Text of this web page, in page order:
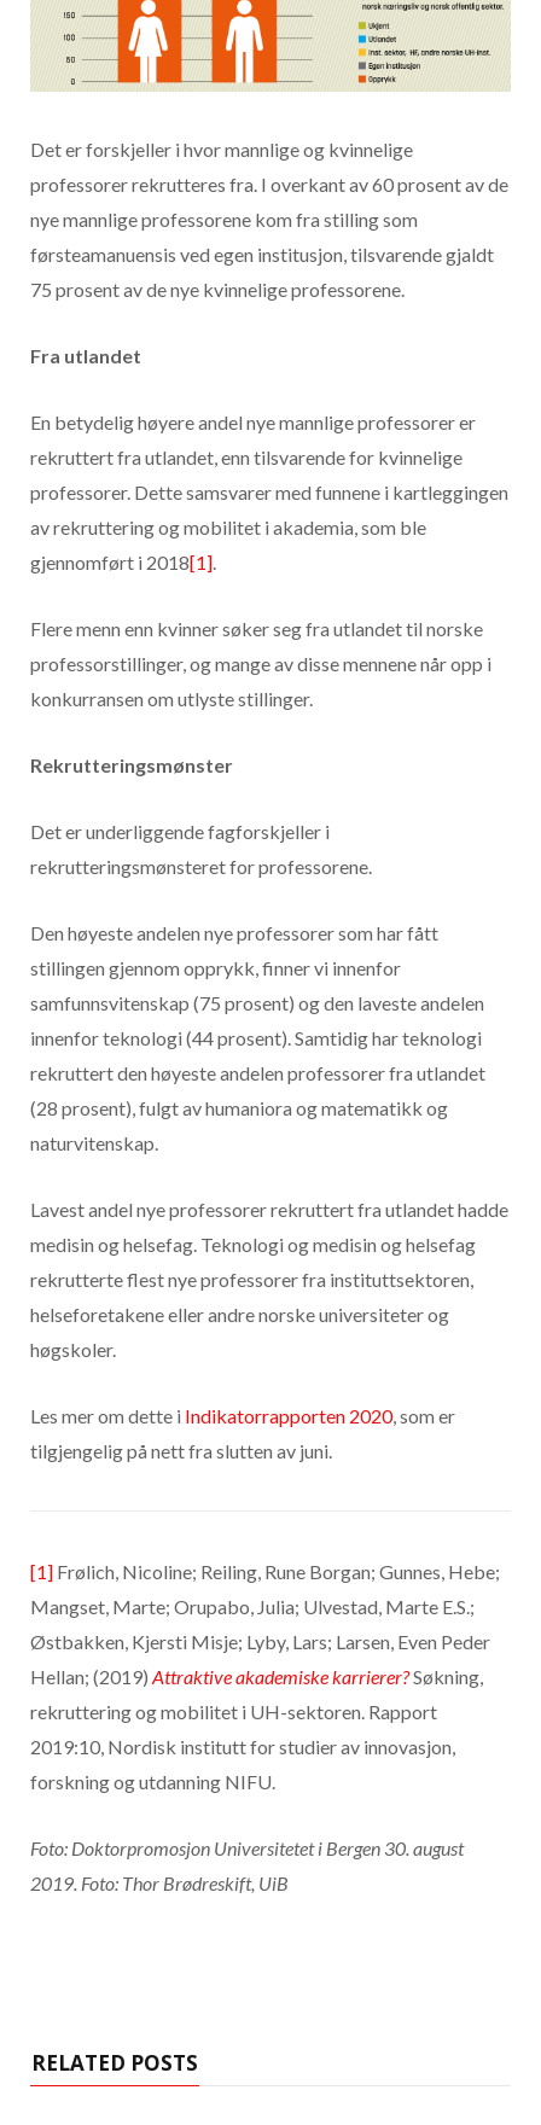
Det er forskjeller i hvor mannlige og kvinnelige
professorer rekrutteres fra. I overkant av 60 prosent av de
nye mannlige professorene kom fra stilling som
førsteamanuensis ved egen institusjon, tilsvarende gjaldt
75 prosent av de nye kvinnelige professorene.
Fra utlandet
En betydelig høyere andel nye mannlige professorer er
rekruttert fra utlandet, enn tilsvarende for kvinnelige
professorer. Dette samsvarer med funnene i kartleggingen
av rekruttering og mobilitet i akademia, som ble
gjennomført i 2018[1].
Flere menn enn kvinner søker seg fra utlandet til norske
professorstillinger, og mange av disse mennene når opp i
konkurransen om utlyste stillinger.
Rekrutteringsmønster
Det er underliggende fagforskjeller i
rekrutteringsmønsteret for professorene.
Den høyeste andelen nye professorer som har fått
stillingen gjennom opprykk, finner vi innenfor
samfunnsvitenskap (75 prosent) og den laveste andelen
innenfor teknologi (44 prosent). Samtidig har teknologi
rekruttert den høyeste andelen professorer fra utlandet
(28 prosent), fulgt av humaniora og matematikk og
naturvitenskap.
Lavest andel nye professorer rekruttert fra utlandet hadde
medisin og helsefag. Teknologi og medisin og helsefag
rekrutterte flest nye professorer fra instituttsektoren,
helseforetakene eller andre norske universiteter og
høgskoler.
Les mer om dette i Indikatorrapporten 2020, som er
tilgjengelig på nett fra slutten av juni.
[1] Frølich, Nicoline; Reiling, Rune Borgan; Gunnes, Hebe;
Mangset, Marte; Orupabo, Julia; Ulvestad, Marte E.S.;
Østbakken, Kjersti Misje; Lyby, Lars; Larsen, Even Peder
Hellan; (2019) Attraktive akademiske karrierer?Søkning,
rekruttering og mobilitet i UH-sektoren. Rapport
2019:10, Nordisk institutt for studier av innovasjon,
forskning og utdanning NIFU.
Foto: Doktorpromosjon Universitetet i Bergen 30. august
2019. Foto: Thor Brødreskift, UiB
RELATED POSTS